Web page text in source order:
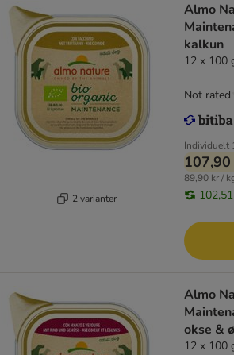
2 varianter
Almo
kalkun
12 x 100
Individuelt
89,90 kr /
Not rated
Almo
okse &
12 x 100